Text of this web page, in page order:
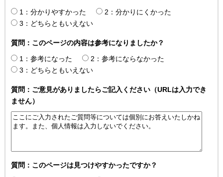
1：分かりやすかった
2：分かりにくかった
3：どちらともいえない
質問：このページの内容は参考になりましたか？
1：参考になった
2：参考にならなかった
3：どちらともいえない
質問：ご意見がありましたらご記入ください（URLは入力でき
ません）
質問：このページは見つけやすかったですか？